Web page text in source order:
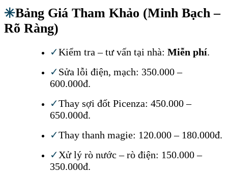
✳️Bảng Giá Tham Khảo (Minh Bạch –
Rõ Ràng)
✓Kiểm tra – tư vấn tại nhà: Miễn phí.
✓Sửa lỗi điện, mạch: 350.000 –
600.000đ.
✓Thay sợi đốt Picenza: 450.000 –
650.000đ.
✓Thay thanh magie: 120.000 – 180.000đ.
✓Xử lý rò nước – rò điện: 150.000 –
350.000đ.